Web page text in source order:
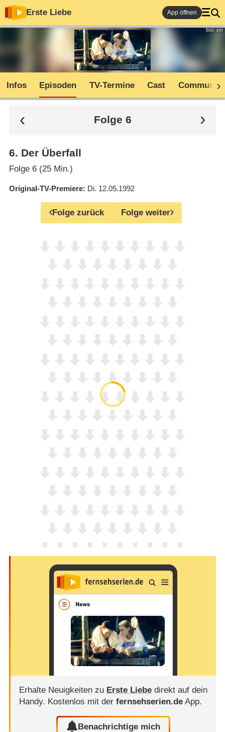
Erste Liebe App öffnen
Bild: svt
Infos Episoden TV-Termine Cast Community
Folge 6
6. Der Überfall
Folge 6 (25 Min.)
Original-TV-Premiere Di. 12.05.1992
Folge zurück Folge weiter
Erhalte Neuigkeiten zu Erste Liebedirekt auf dein
Handy. Kostenlos mit der fernsehserien.deApp.
Benachrichtige mich